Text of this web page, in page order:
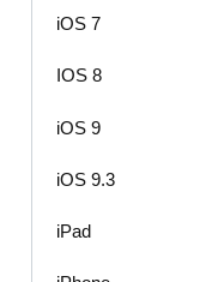
iOS 7
IOS 8
iOS 9
iOS 9.3
iPad